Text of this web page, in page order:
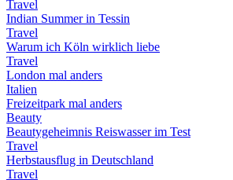
Travel
Indian Summer in Tessin
Travel
Warum ich Köln wirklich liebe
Travel
London mal anders
Italien
Freizeitpark mal anders
Beauty
Beautygeheimnis Reiswasser im Test
Travel
Herbstausflug in Deutschland
Travel